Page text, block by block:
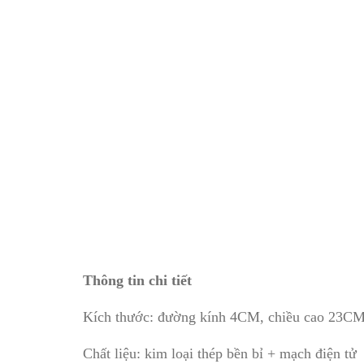
Thông tin chi tiết
Kích thước: đường kính 4CM, chiều cao
Chất liệu: kim loại thép bền bỉ + mạch điện tử